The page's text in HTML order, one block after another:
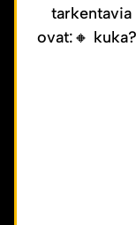
tarkentavia
ovat:🔸